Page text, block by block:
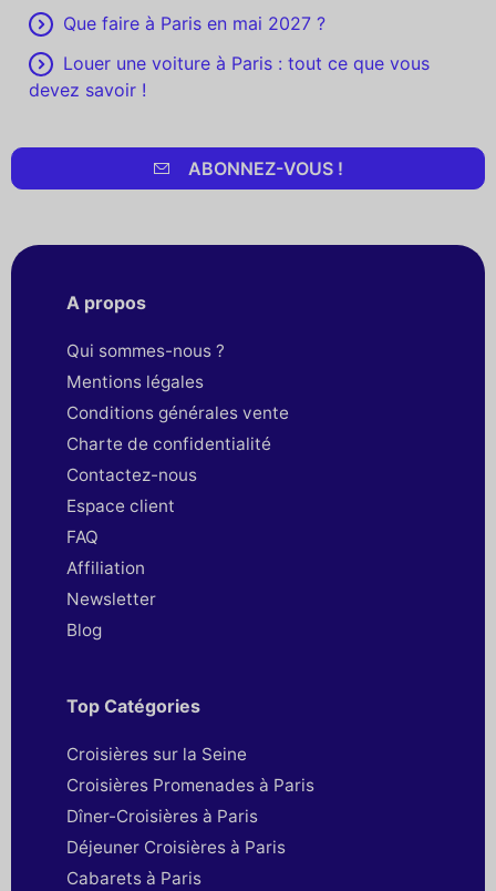
Que faire à Paris en mai 2027 ?
Louer une voiture à Paris : tout ce que vous
devez savoir !
ABONNEZ-VOUS !
A propos
Qui sommes-nous ?
Mentions légales
Conditions générales vente
Charte de confidentialité
Contactez-nous
Espace client
FAQ
Affiliation
Newsletter
Blog
Top Catégories
Croisières sur la Seine
Croisières Promenades à Paris
Dîner-Croisières à Paris
Déjeuner Croisières à Paris
Cabarets à Paris